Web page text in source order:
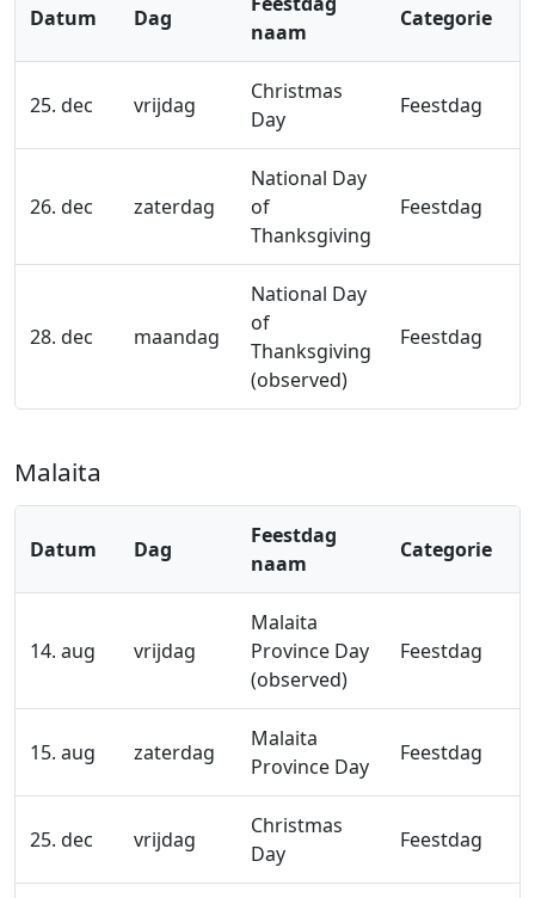
Datum Dag
naam
Categorie
25. dec vrijdag
Christmas
Day
Feestdag
26. dec zaterdag
National Day
of
Thanksgiving
Feestdag
28. dec maandag
National Day
of
Thanksgiving
(observed)
Feestdag
Malaita
Datum Dag
Feestdag
naam
Categorie
14. aug vrijdag
Malaita
Province Day
(observed)
Feestdag
15. aug zaterdag
Malaita
Province Day
Feestdag
25. dec vrijdag
Christmas
Day
Feestdag